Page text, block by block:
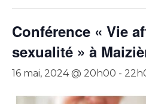
Conférence « Vie
sexualité » à
16 mai, 2024 @ 20h00 -